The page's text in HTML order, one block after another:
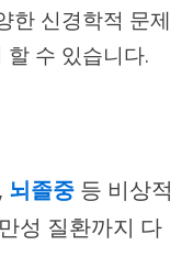
한 신경학적 문제
수 있습니다.
, 뇌졸중 등 비상적
성 질환까지 다